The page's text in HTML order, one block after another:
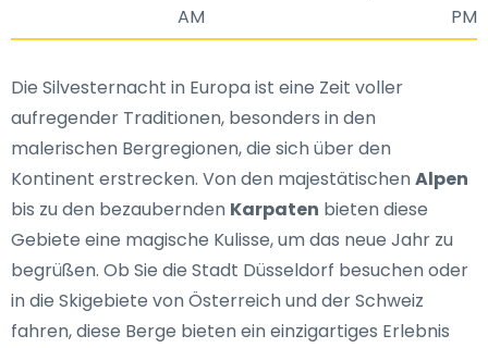
AM
PM
Die Silvesternacht in Europa ist eine Zeit voller
aufregender Traditionen, besonders in den
malerischen Bergregionen, die sich über den
Kontinent erstrecken. Von den majestätischenAlpen
bis zu den bezaubernden Karpaten bieten diese
Gebiete eine magische Kulisse, um das neue Jahr zu
begrüßen. Ob Sie die Stadt Düsseldorf besuchen oder
in die Skigebiete von Österreich und der Schweiz
fahren, diese Berge bieten ein einzigartiges Erlebnis